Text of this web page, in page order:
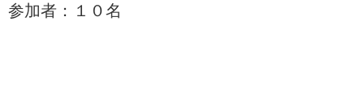
参加者：１０名